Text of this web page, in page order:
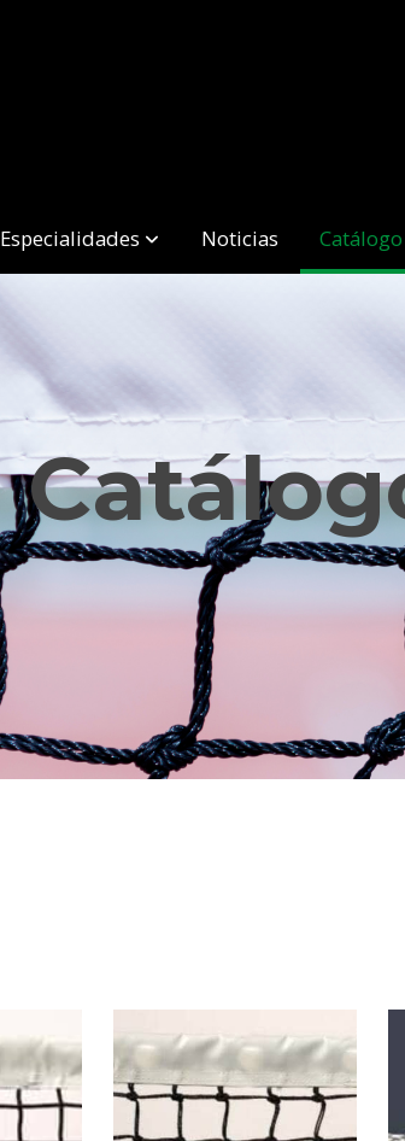
Especialidades Noticias Catálogo